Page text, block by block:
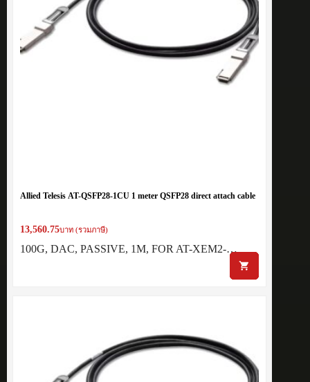
Allied Telesis AT-QSFP28-1CU 1 meter QSFP28 direct attach cable
13,560.75บาท (รวมภาษี)
100G, DAC, PASSIVE, 1M, FOR AT-XEM2-…